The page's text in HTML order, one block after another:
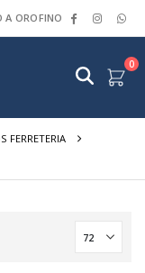
A OROFINO
0
FERRETERIA